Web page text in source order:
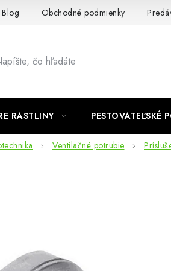
Blog Obchodné podmienky
RASTLINY PESTOVATEĽSKÉ
Ventilačné potrubie